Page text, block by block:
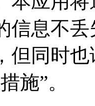
信息不
但同时
施”。